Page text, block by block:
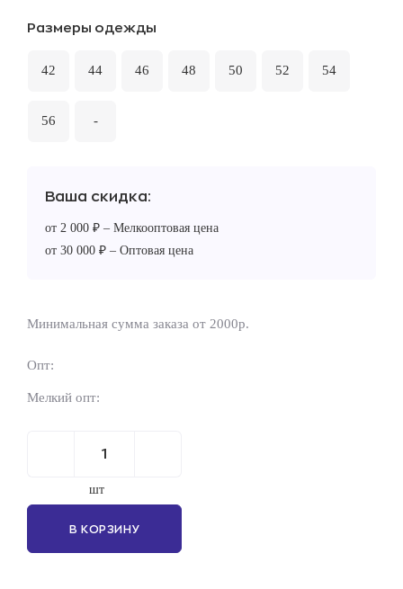
Размеры одежды
42 44 46 48 50 52 54
56 -
Ваша скидка:
от 2 000 ₽ – Мелкооптовая цена
от 30 000 ₽ – Оптовая цена
Минимальная сумма заказа от 2000р.
Опт:
Мелкий опт:
шт
В КОРЗИНУ